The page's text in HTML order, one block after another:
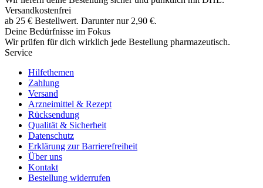
Versandkostenfrei
ab 25 € Bestellwert. Darunter nur 2,90 €.
Deine Bedürfnisse im Fokus
Wir prüfen für dich wirklich jede Bestellung pharmazeutisch.
Service
Hilfethemen
Zahlung
Versand
Arzneimittel & Rezept
Rücksendung
Qualität & Sicherheit
Datenschutz
Erklärung zur Barrierefreiheit
Über uns
Kontakt
Bestellung widerrufen